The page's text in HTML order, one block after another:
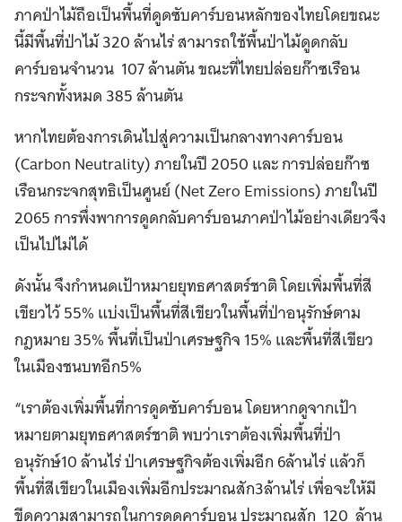
ภาคป่าไม้ถือเป็นพื้นที่ดูดซับคาร์บอนหลักของไทยโดยขณะ
นี้มีพื้นที่ป่าไม้ 320 ล้านไร่ สามารถใช้พื้นป่าไม้ดูดกลับ
คาร์บอนจำนวน 107 ล้านตัน ขณะที่ไทยปล่อยก๊าซเรือน
กระจกทั้งหมด 385 ล้านตัน
หากไทยต้องการเดินไปสู่ความเป็นกลางทางคาร์บอน
(Carbon Neutrality) ภายในปี 2050 และ การปล่อยก๊าซ
เรือนกระจกสุทธิเป็นศูนย์ (Net Zero Emissions) ภายในปี
2065 การพึ่งพาการดูดกลับคาร์บอนภาคป่าไม้อย่างเดียวจึง
เป็นไปไม่ได้
ดังนั้น จึงกำหนดเป้าหมายยุทธศาสตร์ชาติ โดยเพิ่มพื้นที่สี
เขียวไว้ 55% แบ่งเป็นพื้นที่สีเขียวในพื้นที่ป่าอนุรักษ์ตาม
กฎหมาย 35% พื้นที่เป็นป่าเศรษฐกิจ 15% และพื้นที่สีเขียว
ในเมืองชนบทอีก5%
“เราต้องเพิ่มพื้นที่การดูดซับคาร์บอน โดยหากดูจากเป้า
หมายตามยุทธศาสตร์ชาติ พบว่าเราต้องเพิ่มพื้นที่ป่า
อนุรักษ์10 ล้านไร่ ป่าเศรษฐกิจต้องเพิ่มอีก 6ล้านไร่ แล้วก็
พื้นที่สีเขียวในเมืองเพิ่มอีกประมาณสัก3ล้านไร่ เพื่อจะให้มี
ขีดความสามารถในการดูดคาร์บอน ประมาณสัก 120 ล้าน